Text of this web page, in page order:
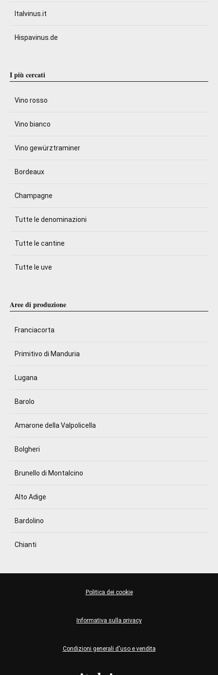
Italvinus.it
Hispavinus.de
I più cercati
Vino rosso
Vino bianco
Vino gewürztraminer
Bordeaux
Champagne
Tutte le denominazioni
Tutte le cantine
Tutte le uve
Aree di produzione
Franciacorta
Primitivo di Manduria
Lugana
Barolo
Amarone della Valpolicella
Bolgheri
Brunello di Montalcino
Alto Adige
Bardolino
Chianti
Condizioni generali d'uso e vendita
Informativa sulla privacy
Politica dei cookie